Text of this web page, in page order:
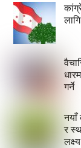
गर्ने
नयाँ
र
लक्ष्य